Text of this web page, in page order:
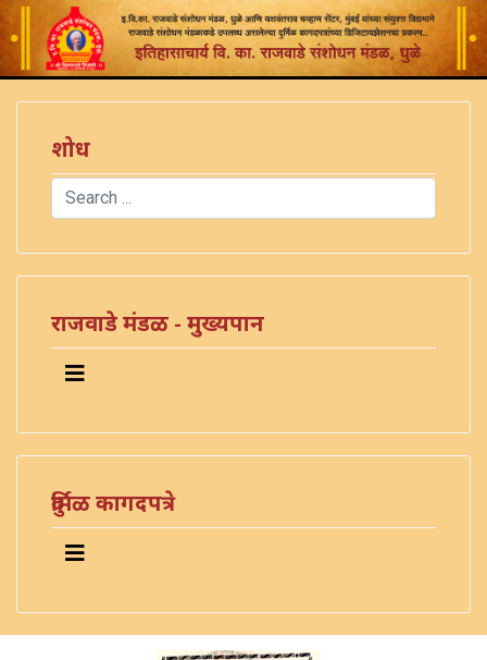
शोध
Search
राजवाडे मंडळ - मुख्यपान
दुर्मिळ कागदपत्रे